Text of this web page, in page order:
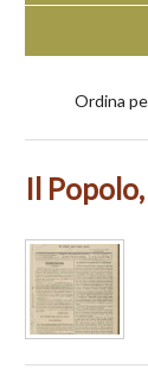
Ordina
Il